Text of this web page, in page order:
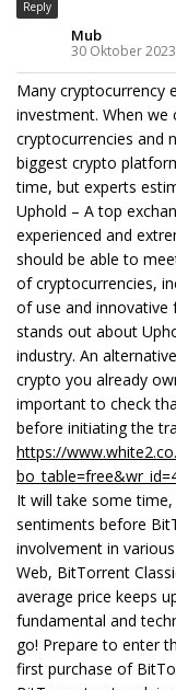
Reply
Mub
30 Oktober
Many cryptocurrency
investment. When
cryptocurrencies and
biggest crypto
time, but experts
Uphold – A top
experienced and
should be able to
of cryptocurrencies,
of use and
stands out about
industry. An
crypto you already
important to check
before initiating the
https://
It will take some
sentiments before
involvement in
Web, BitTorrent
average price keeps
fundamental and
go! Prepare to enter
first purchase of